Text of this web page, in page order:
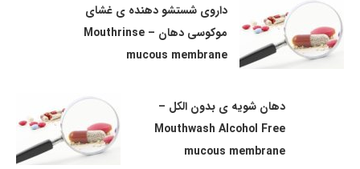
داروی شستشو دهنده ی غشای
موکوسی دهان – Mouthrinse
mucous membrane
دهان شویه ی بدون الکل –
Mouthwash Alcohol Free
mucous membrane